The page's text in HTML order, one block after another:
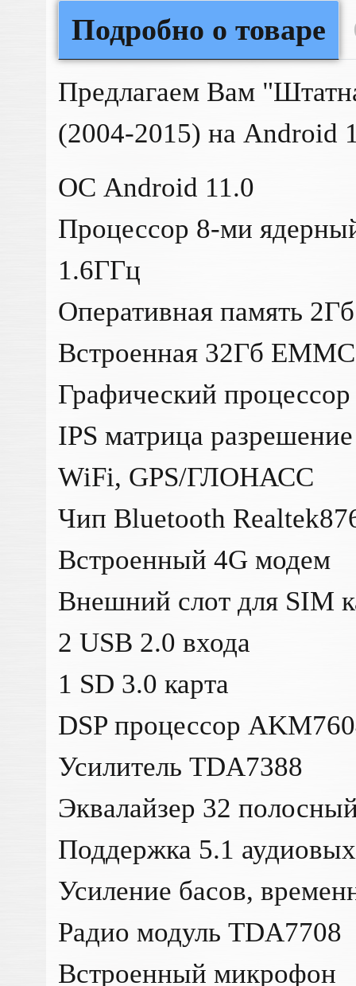
Подробно о товаре
Предлагаем Вам
(2004-2015) на Android
ОС Android 11.0
Процессор 8-ми
1.6ГГц
Оперативная память
Встроенная 32Гб EMMC
Графический
IPS матрица
WiFi, GPS/ГЛОНАСС
Чип Bluetooth
Встроенный 4G модем
Внешний слот для SIM
2 USB 2.0 входа
1 SD 3.0 карта
DSP процессор
Усилитель TDA7388
Эквалайзер 32
Поддержка 5.1
Усиление басов,
Радио модуль TDA7708
Встроенный микрофон